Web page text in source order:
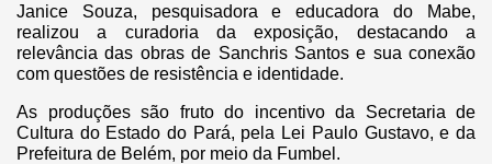
Janice Souza, pesquisadora e educadora do Mabe,
realizou a curadoria da exposição, destacando a
relevância das obras de Sanchris Santos e sua conexão
com questões de resistência e identidade.
As produções são fruto do incentivo da Secretaria de
Cultura do Estado do Pará, pela Lei Paulo Gustavo, e da
Prefeitura de Belém, por meio da Fumbel.